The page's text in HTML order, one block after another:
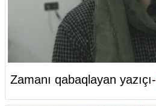
Zamanı qabaqlayan yazıçı-